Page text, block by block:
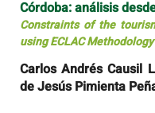
Córdoba: análisis
Constraints of the
using ECLAC Methodology
Carlos Andrés Causil
de Jesús Pimienta